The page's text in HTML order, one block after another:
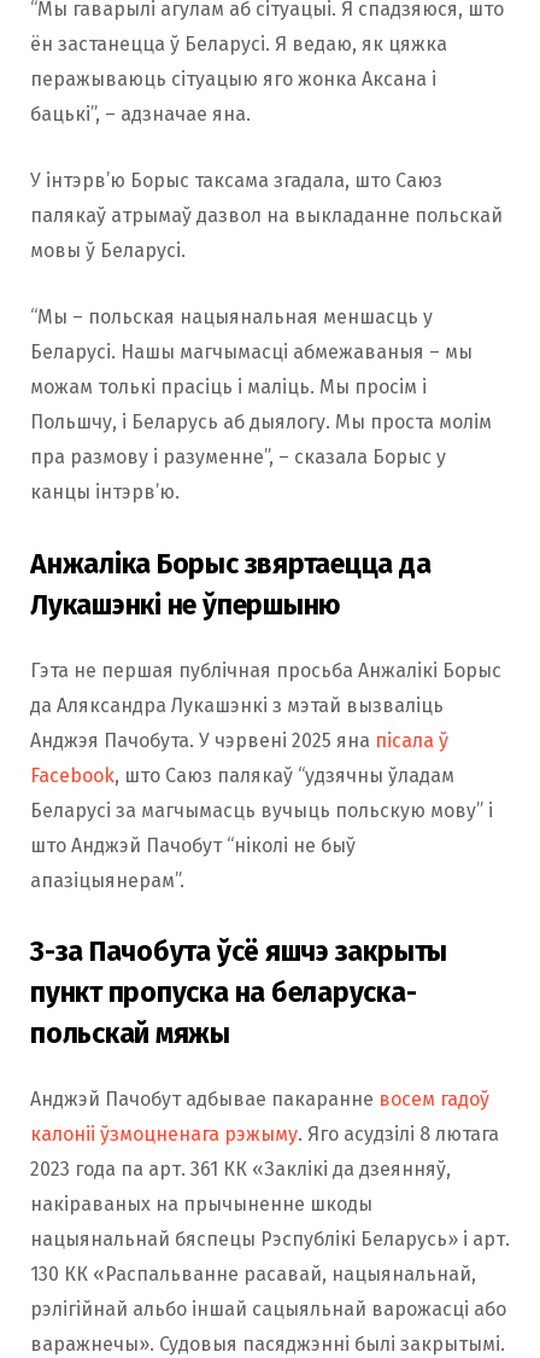
“Мы гаварылі агулам аб сітуацыі. Я спадзяюся, што
ён застанецца ў Беларусі. Я ведаю, як цяжка
перажываюць сітуацыю яго жонка Аксана і
бацькі”, – адзначае яна.
У інтэрв’ю Борыс таксама згадала, што Саюз
палякаў атрымаў дазвол на выкладанне польскай
мовы ў Беларусі.
“Мы – польская нацыянальная меншасць у
Беларусі. Нашы магчымасці абмежаваныя – мы
можам толькі прасіць і маліць. Мы просім і
Польшчу, і Беларусь аб дыялогу. Мы проста молім
пра размову і разуменне”, – сказала Борыс у
канцы інтэрв’ю.
Анжаліка Борыс звяртаецца да
Лукашэнкі не ўпершыню
Гэта не першая публічная просьба Анжалікі Борыс
да Аляксандра Лукашэнкі з мэтай вызваліць
Анджэя Пачобута. У чэрвені 2025 яна пісала ў
Facebook, што Саюз палякаў “удзячны ўладам
Беларусі за магчымасць вучыць польскую мову” і
што Анджэй Пачобут “ніколі не быў
апазіцыянерам”.
З-за Пачобута ўсё яшчэ закрыты
пункт пропуска на беларуска-
польскай мяжы
Анджэй Пачобут адбывае пакаранне восем гадоў
калоніі ўзмоцненага рэжыму. Яго асудзілі 8 лютага
2023 года па арт. 361 КК «Заклікі да дзеянняў,
накіраваных на прычыненне шкоды
нацыянальнай бяспецы Рэспублікі Беларусь» і арт.
130 КК «Распальванне расавай, нацыянальнай,
рэлігійнай альбо іншай сацыяльнай варожасці або
варажнечы». Судовыя пасяджэнні былі закрытымі.